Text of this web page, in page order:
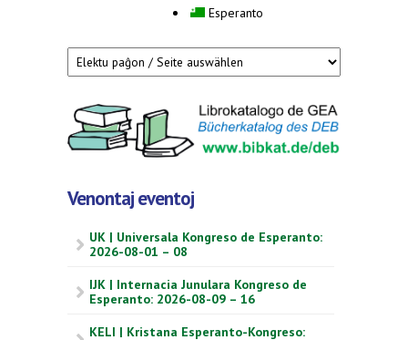
Esperanto
Venontaj eventoj
UK | Universala Kongreso de Esperanto:
2026-08-01 – 08
IJK | Internacia Junulara Kongreso de
Esperanto: 2026-08-09 – 16
KELI | Kristana Esperanto-Kongreso: